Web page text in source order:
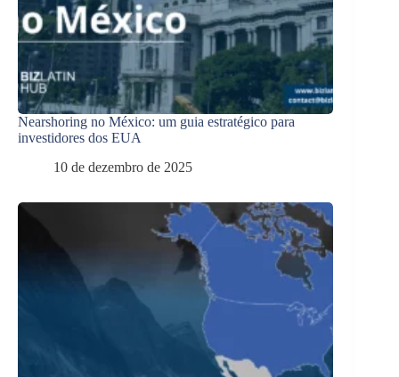
Nearshoring no México: um guia estratégico para
investidores dos EUA
10 de dezembro de 2025